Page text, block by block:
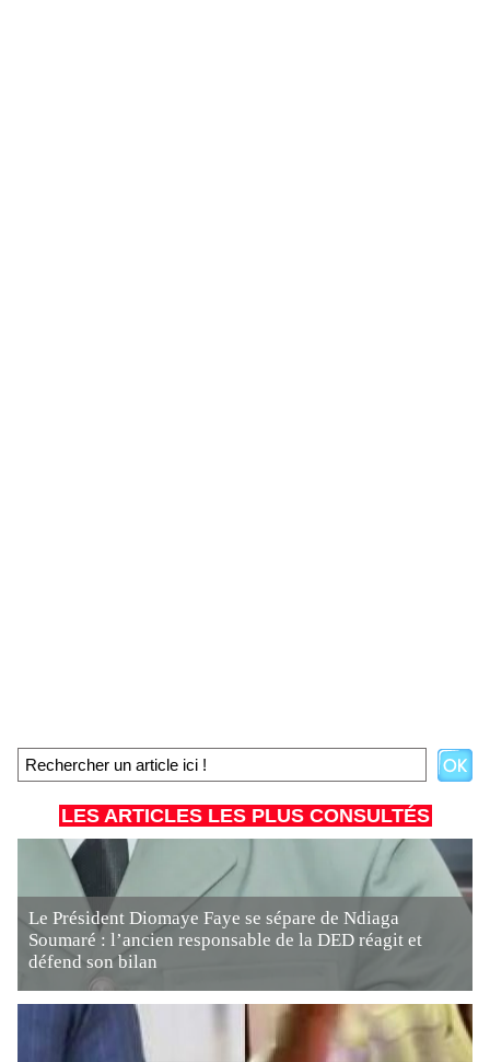
LES ARTICLES LES PLUS CONSULTÉS
Le Président Diomaye Faye se sépare de Ndiaga
Soumaré : l’ancien responsable de la DED réagit et
défend son bilan